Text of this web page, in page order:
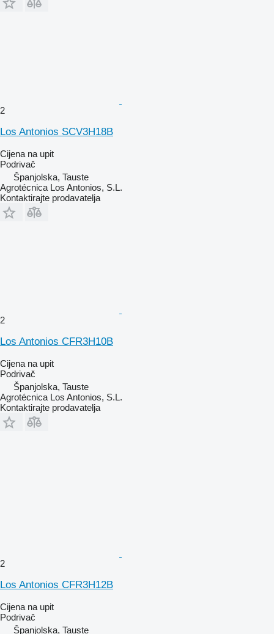
2
Los Antonios SCV3H18B
Cijena na upit
Podrivač
Španjolska, Tauste
Agrotécnica Los Antonios, S.L.
Kontaktirajte prodavatelja
2
Los Antonios CFR3H10B
Cijena na upit
Podrivač
Španjolska, Tauste
Agrotécnica Los Antonios, S.L.
Kontaktirajte prodavatelja
2
Los Antonios CFR3H12B
Cijena na upit
Podrivač
Španjolska, Tauste